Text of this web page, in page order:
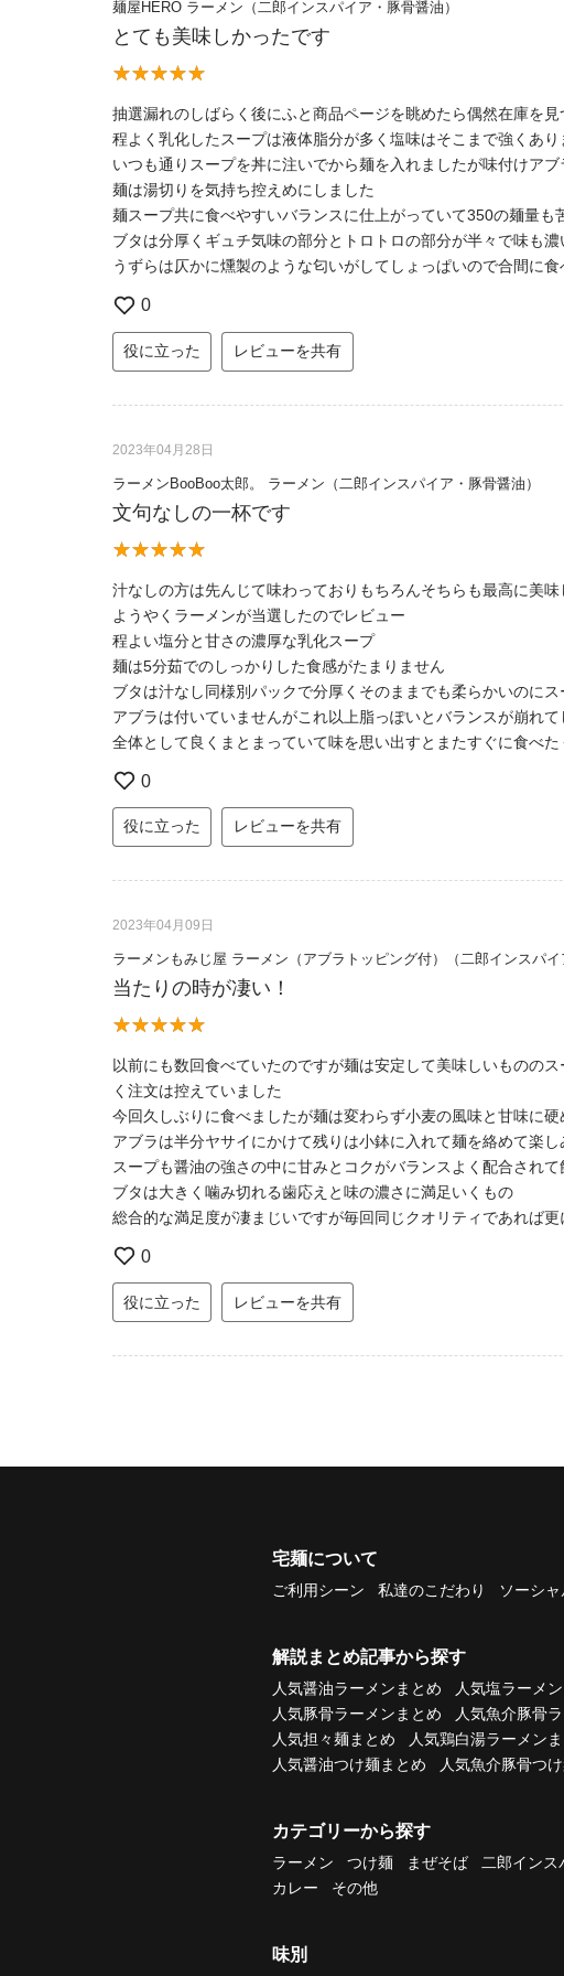
麺屋HERO ラーメン（二郎インスパイア・豚骨醤油）
とても美味しかったです
抽選漏れのしばらく後にふと商品ページを眺めたら偶然在庫を見
程よく乳化したスープは液体脂分が多く塩味はそこまで強くあり
いつも通りスープを丼に注いでから麺を入れましたが味付けア
麺は湯切りを気持ち控えめにしました
麺スープ共に食べやすいバランスに仕上がっていて350の麺量も
ブタは分厚くギュチ気味の部分とトロトロの部分が半々で味も
うずらは仄かに燻製のような匂いがしてしょっぱいので合間に
0
役に立った レビューを共有
2023年04月28日
ラーメンBooBoo太郎。 ラーメン（二郎インスパイア・豚骨醤油）
文句なしの一杯です
汁なしの方は先んじて味わっておりもちろんそちらも最高に美
ようやくラーメンが当選したのでレビュー
程よい塩分と甘さの濃厚な乳化スープ
麺は5分茹でのしっかりした食感がたまりません
ブタは汁なし同様別パックで分厚くそのままでも柔らかいのに
アブラは付いていませんがこれ以上脂っぽいとバランスが崩れ
全体として良くまとまっていて味を思い出すとまたすぐに食べた
0
役に立った レビューを共有
2023年04月09日
ラーメンもみじ屋 ラーメン（アブラトッピング付）（二郎インスパイ
当たりの時が凄い！
以前にも数回食べていたのですが麺は安定して美味しいものの
く注文は控えていました
今回久しぶりに食べましたが麺は変わらず小麦の風味と甘味に
アブラは半分ヤサイにかけて残りは小鉢に入れて麺を絡めて楽し
スープも醤油の強さの中に甘みとコクがバランスよく配合されて
ブタは大きく噛み切れる歯応えと味の濃さに満足いくもの
総合的な満足度が凄まじいですが毎回同じクオリティであれば
0
役に立った レビューを共有
宅麺について
ご利用シーン 私達のこだわり ソーシ
解説まとめ記事から探す
人気醤油ラーメンまとめ 人気塩ラーメ
人気豚骨ラーメンまとめ
人気魚介豚骨
人気担々麺まとめ
人気鶏白湯ラーメン
人気醤油つけ麺まとめ
人気魚介豚骨つ
カテゴリーから探す
ラーメン つけ麺 まぜそば 二郎インス
カレー
その他
味別